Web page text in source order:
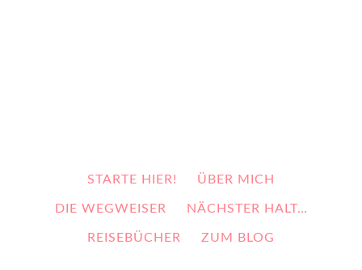
STARTE HIER! ÜBER MICH
DIE WEGWEISER NÄCHSTER HALT…
REISEBÜCHER ZUM BLOG